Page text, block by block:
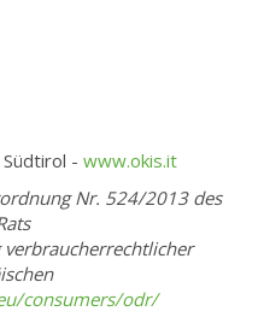
- www.okis.it
Nr. 524/2013 des
consumers/odr/